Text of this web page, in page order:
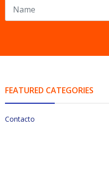
FEATURED CATEGORIES
Contacto